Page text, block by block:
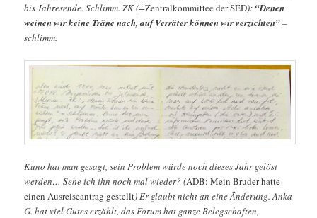
bis Jahresende. Schlimm. ZK (=Zentralkommittee der SED):“Denen
weinen wir keine Träne nach, auf Verräter können wir verzichten”–
schlimm.
Kuno hat man gesagt, sein Problem würde noch dieses Jahr gelöst
werden… Sehe ich ihn noch mal wieder? (ADB: Mein Bruder hatte
einen Ausreiseantrag gestellt) Er glaubt nicht an eine Änderung. Anka
G. hat viel Gutes erzählt, das Forum hat ganze Belegschaften,